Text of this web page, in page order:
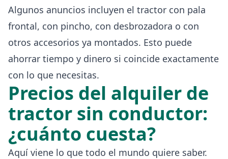
Algunos anuncios incluyen el tractor con pala
frontal, con pincho, con desbrozadora o con
otros accesorios ya montados. Esto puede
ahorrar tiempo y dinero si coincide exactamente
con lo que necesitas.
Precios del alquiler de
tractor sin conductor:
¿cuánto cuesta?
Aquí viene lo que todo el mundo quiere saber.